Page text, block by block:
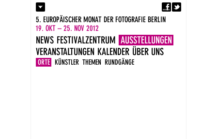
Kontakt
Presse
Impressum
DE
EN
5. EUROPÄISCHER MONAT DER FOTOGRAFIE BERLIN
19. OKT – 25. NOV 2012
NEWS FESTIVALZENTRUM AUSSTELLUNGEN
ORTE KÜNSTLER THEMEN RUNDGÄNGE
VERANSTALTUNGEN KALENDER ÜBER UNS